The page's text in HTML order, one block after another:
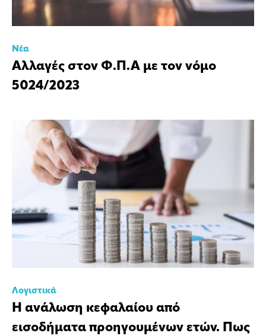
Νέα
Αλλαγές στον Φ.Π.Α με τον νόμο
5024/2023
Λογιστικά
Η ανάλωση κεφαλαίου από
εισοδήματα προηγουμένων ετών. Πως